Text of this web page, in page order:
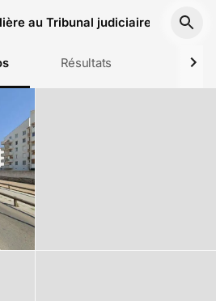
au Tribunal judiciaire de
Résultats